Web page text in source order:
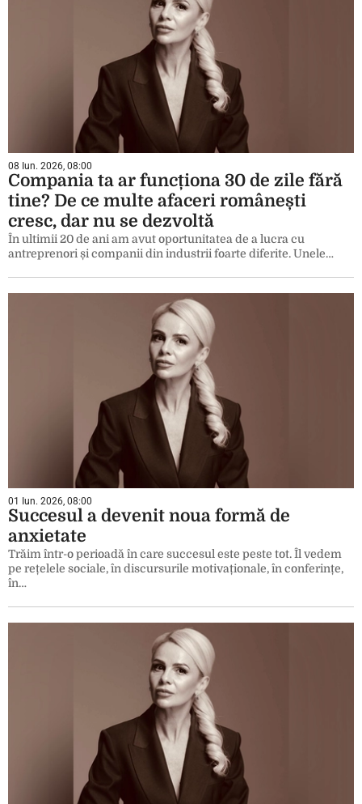
08 Iun. 2026, 08:00
Compania ta ar funcționa 30 de zile fără
tine? De ce multe afaceri românești
cresc, dar nu se dezvoltă
În ultimii 20 de ani am avut oportunitatea de a lucra cu
antreprenori și companii din industrii foarte diferite. Unele…
01 Iun. 2026, 08:00
Succesul a devenit noua formă de
anxietate
Trăim într-o perioadă în care succesul este peste tot. Îl vedem
pe rețelele sociale, în discursurile motivaționale, în conferințe,
în…